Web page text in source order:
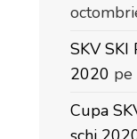
SKV SKI
2020
Cupa